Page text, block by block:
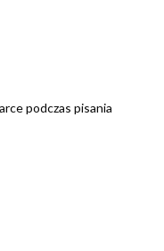
podczas pisania